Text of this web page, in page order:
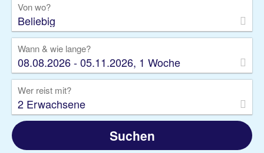
Von wo?
Beliebig
Wann & wie lange?
08.08.2026 - 05.11.2026, 1 Woche
Wer reist mit?
2 Erwachsene
Suchen